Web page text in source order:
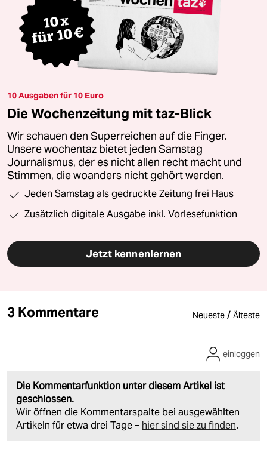
10 Ausgaben für 10 Euro
Die Wochenzeitung mit taz-Blick
Wir schauen den Superreichen auf die Finger.
Unsere wochentaz bietet jeden Samstag
Journalismus, der es nicht allen recht macht und
Stimmen, die woanders nicht gehört werden.
Jeden Samstag als gedruckte Zeitung frei Haus
Zusätzlich digitale Ausgabe inkl. Vorlesefunktion
Jetzt kennenlernen
3 Kommentare Neueste / Älteste
Die Kommentarfunktion unter diesem Artikel ist
geschlossen.
Wir öffnen die Kommentarspalte bei ausgewählten
Artikeln für etwa drei Tage – hier sind sie zu finden.
einloggen